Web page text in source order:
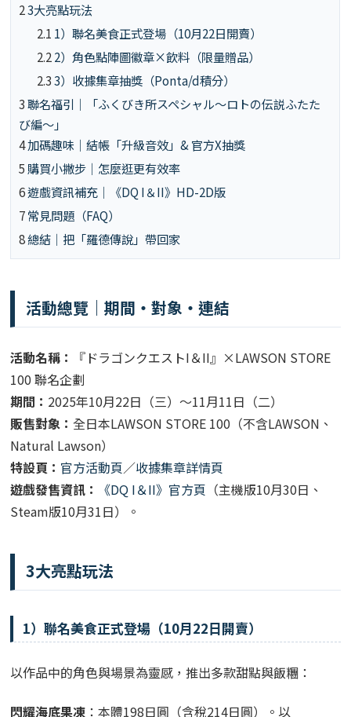
23大亮點玩法
2.1 1）聯名美食正式登場（10月22日開賣）
2.22）角色點陣圖徽章×飲料（限量贈品）
2.33）收據集章抽獎（Ponta/d積分）
3聯名福引｜「ふくびき所スペシャル～ロトの伝説ふたた
び編～」
4加碼趣味｜結帳「升級音效」& 官方X抽獎
5 購買小撇步｜怎麼逛更有效率
6遊戲資訊補充｜《DQ I＆II》HD-2D版
7常見問題（FAQ）
8總結｜把「羅德傳說」帶回家
活動總覽｜期間・對象・連結
活動名稱：
『ドラゴンクエストI＆II』×LAWSON STORE
100 聯名企劃
期間： 2025年10月22日（三）～11月11日（二）
販售對象：全日本LAWSON STORE 100（不含LAWSON、
Natural Lawson）
特設頁： 官方活動頁／收據集章詳情頁
遊戲發售資訊：
《DQ I＆II》官方頁 （主機版10月30日、
Steam版10月31日）。
3大亮點玩法
1）聯名美食正式登場（10月22日開賣）
以作品中的角色與場景為靈感，推出多款甜點與飯糰：
閃耀海底果凍 ：本體198日圓（含稅214日圓）。以